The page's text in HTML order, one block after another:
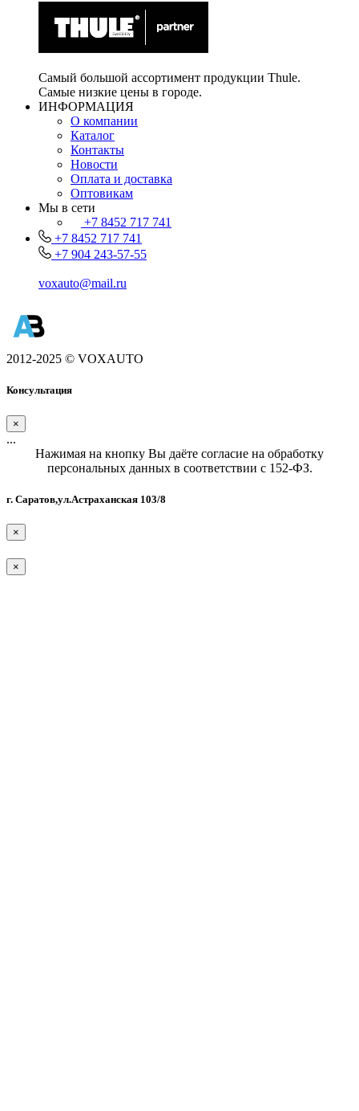
Самый большой ассортимент продукции Thule.
Самые низкие цены в городе.
ИНФОРМАЦИЯ
О компании
Каталог
Контакты
Новости
Оплата и доставка
Оптовикам
Мы в сети
+7 8452 717 741
+7 8452 717 741
+7 904 243-57-55
voxauto@mail.ru
2012-2025 © VOXAUTO
Консультация
×
...
Нажимая на кнопку Вы даёте согласие на обработку
персональных данных в соответствии с 152-ФЗ.
г. Саратов,ул.Астраханская 103/8
×
×